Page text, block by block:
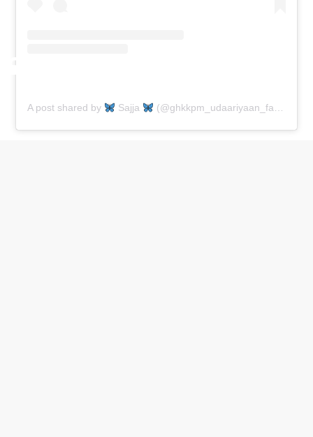
A post shared by Sajja (@ghkkpm_udaariyaan_fanpage1)